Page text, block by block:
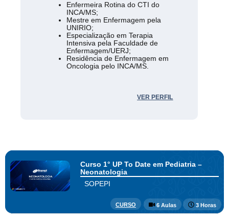
Enfermeira Rotina do CTI do
INCA/MS;
Mestre em Enfermagem pela
UNIRIO;
Especialização em Terapia
Intensiva pela Faculdade de
Enfermagem/UERJ;
Residência de Enfermagem em
Oncologia pelo INCA/MS.
VER PERFIL
Curso 1° UP To Date em Pediatria –
Neonatologia
SOPEPI
CURSO 6 Aulas 3 Horas